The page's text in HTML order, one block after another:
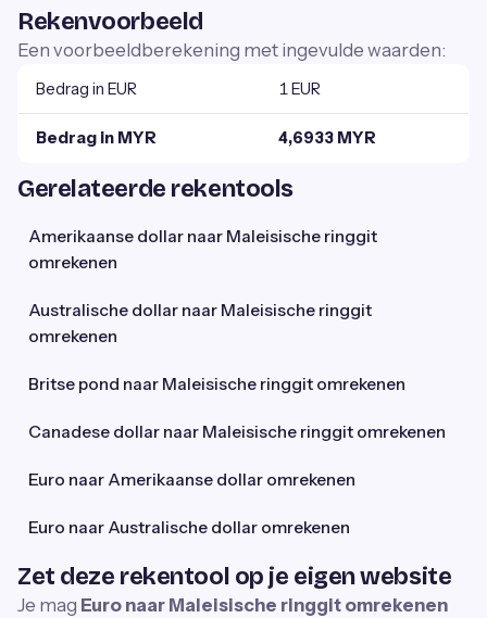
Rekenvoorbeeld
Een voorbeeldberekening met ingevulde waarden:
Bedrag in EUR 1 EUR
Bedrag in MYR 4,6933 MYR
Gerelateerde rekentools
Amerikaanse dollar naar Maleisische ringgit
omrekenen
Australische dollar naar Maleisische ringgit
omrekenen
Britse pond naar Maleisische ringgit omrekenen
Canadese dollar naar Maleisische ringgit omrekenen
Euro naar Amerikaanse dollar omrekenen
Euro naar Australische dollar omrekenen
Zet deze rekentool op je eigen website
Je mag Euro naar Maleisische ringgit omrekenen